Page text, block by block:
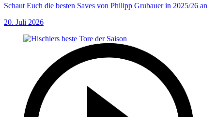
Schaut Euch die besten Saves von Philipp Grubauer in 2025/26 an
20. Juli 2026